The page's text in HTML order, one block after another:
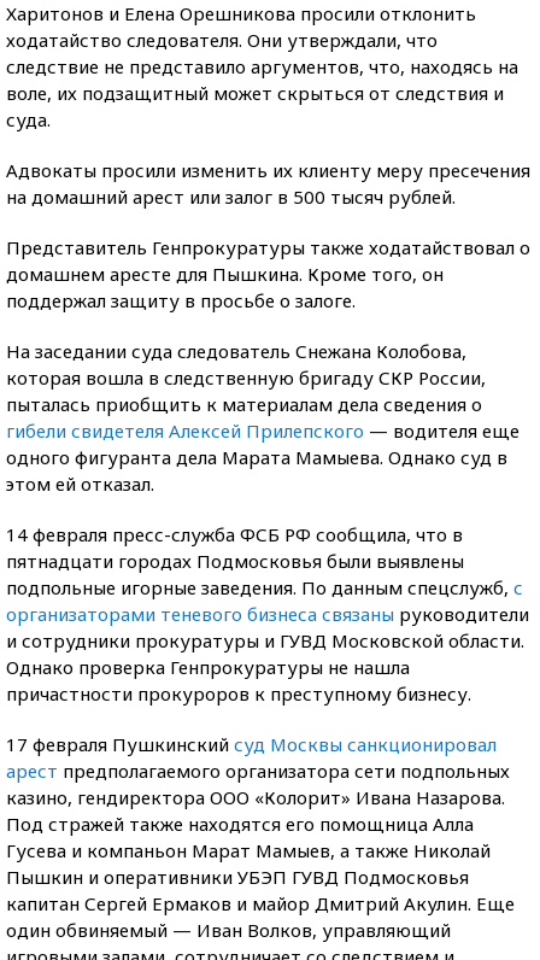
Харитонов и Елена Орешникова просили отклонить
ходатайство следователя. Они утверждали, что
следствие не представило аргументов, что, находясь на
воле, их подзащитный может скрыться от следствия и
суда.
Адвокаты просили изменить их клиенту меру пресечения
на домашний арест или залог в 500 тысяч рублей.
Представитель Генпрокуратуры также ходатайствовал о
домашнем аресте для Пышкина. Кроме того, он
поддержал защиту в просьбе о залоге.
На заседании суда следователь Снежана Колобова,
которая вошла в следственную бригаду СКР России,
пыталась приобщить к материалам дела сведения о
гибели свидетеля Алексей Прилепского — водителя еще
одного фигуранта дела Марата Мамыева. Однако суд в
этом ей отказал.
14 февраля пресс-служба ФСБ РФ сообщила, что в
пятнадцати городах Подмосковья были выявлены
подпольные игорные заведения. По данным спецслужб, с
организаторами теневого бизнеса связаны руководители
и сотрудники прокуратуры и ГУВД Московской области.
Однако проверка Генпрокуратуры не нашла
причастности прокуроров к преступному бизнесу.
17 февраля Пушкинский суд Москвы санкционировал
арест предполагаемого организатора сети подпольных
казино, гендиректора ООО «Колорит» Ивана Назарова.
Под стражей также находятся его помощница Алла
Гусева и компаньон Марат Мамыев, а также Николай
Пышкин и оперативники УБЭП ГУВД Подмосковья
капитан Сергей Ермаков и майор Дмитрий Акулин. Еще
один обвиняемый — Иван Волков, управляющий